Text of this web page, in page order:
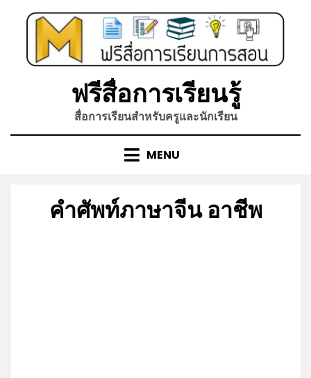
ฟรีสื่อการเรียนรู้
สื่อการเรียนสำหรับครูและนักเรียน
MENU
คำศัพท์ภาษาจีน อาชีพ